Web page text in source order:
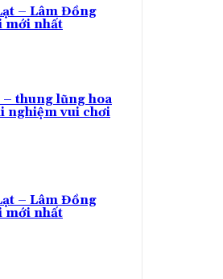
– Lâm Đồng
mới nhất
thung lũng hoa
nghiệm vui chơi
– Lâm Đồng
mới nhất